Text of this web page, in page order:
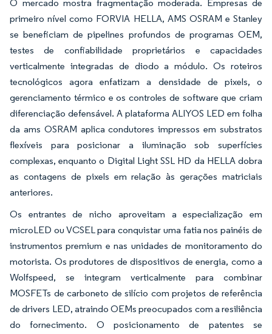
O mercado mostra fragmentação moderada. Empresas de
primeiro nível como FORVIA HELLA, AMS OSRAM e Stanley
se beneficiam de pipelines profundos de programas OEM,
testes de confiabilidade proprietários e capacidades
verticalmente integradas de diodo a módulo. Os roteiros
tecnológicos agora enfatizam a densidade de pixels, o
gerenciamento térmico e os controles de software que criam
diferenciação defensável. A plataforma ALIYOS LED em folha
da ams OSRAM aplica condutores impressos em substratos
flexíveis para posicionar a iluminação sob superfícies
complexas, enquanto o Digital Light SSL HD da HELLA dobra
as contagens de pixels em relação às gerações matriciais
anteriores.
Os entrantes de nicho aproveitam a especialização em
microLED ou VCSEL para conquistar uma fatia nos painéis de
instrumentos premium e nas unidades de monitoramento do
motorista. Os produtores de dispositivos de energia, como a
Wolfspeed, se integram verticalmente para combinar
MOSFETs de carboneto de silício com projetos de referência
de drivers LED, atraindo OEMs preocupados com a resiliência
do fornecimento. O posicionamento de patentes se